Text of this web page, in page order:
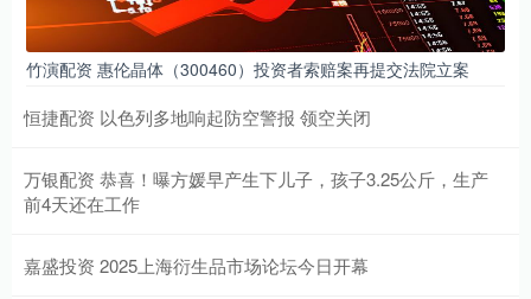
竹演配资 惠伦晶体（300460）投资者索赔案再提交法院立案
恒捷配资 以色列多地响起防空警报 领空关闭
万银配资 恭喜！曝方媛早产生下儿子，孩子3.25公斤，生产
前4天还在工作
嘉盛投资 2025上海衍生品市场论坛今日开幕